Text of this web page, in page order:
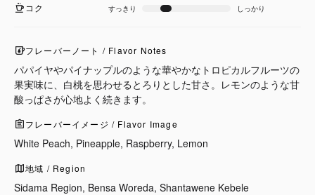
コク すっきり しっかり
フレーバーノート / Flavor Notes
パパイヤやパイナップルのような華やかなトロピカルフルーツの
果実味に、白桃を思わせるとろりとした甘さ。レモンのような甘
酸っぱさが心地よく続きます。
フレーバーイメージ / Flavor Image
White Peach, Pineapple, Raspberry, Lemon
地域 / Region
Sidama Region, Bensa Woreda, Shantawene Kebele